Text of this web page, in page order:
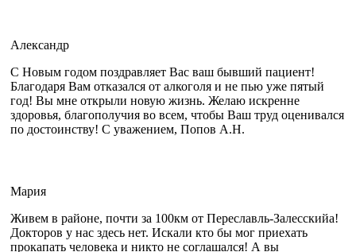
Александр
С Новым годом поздравляет Вас ваш бывший пациент!
Благодаря Вам отказался от алкоголя и не пью уже пятый
год! Вы мне открыли новую жизнь. Желаю искренне
здоровья, благополучия во всем, чтобы Ваш труд оценивался
по достоинству! С уважением, Попов А.Н.
Мария
Живем в районе, почти за 100км от Переславль-Залесскийа!
Докторов у нас здесь нет. Искали кто бы мог приехать
прокапать человека и никто не соглашался! А вы